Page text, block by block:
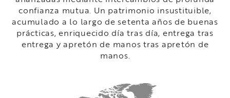
confianza mutua. Un patrimonio insustituible,
acumulado a lo largo de setenta años de buenas
prácticas, enriquecido día tras día, entrega tras
entrega y apretón de manos tras apretón de
manos.